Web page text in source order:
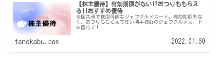
【株主優待】有効期限がない!?おつりももらえ
る!!おすすめ優待
全国共通で使用可能なジェフグルメカード。有効期限もな
く、おつりももらえて使い勝手抜群のジェフグルメカード
を優待で！
tanokabu.com 2022.01.30